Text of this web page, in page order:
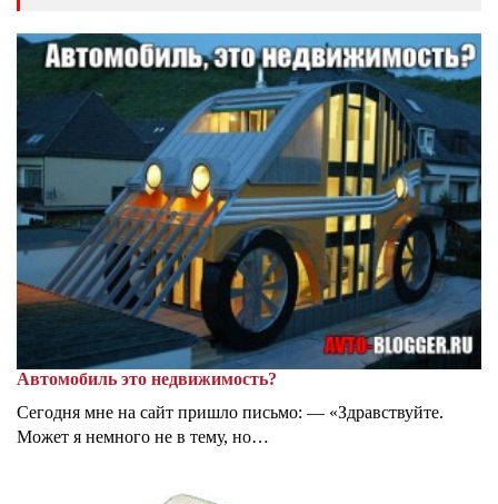
Автомобиль это недвижимость?
Сегодня мне на сайт пришло письмо: — «Здравствуйте.
Может я немного не в тему, но…